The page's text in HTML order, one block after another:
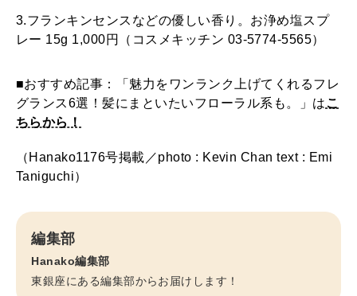
3.フランキンセンスなどの優しい香り。お浄め塩スプ
レー 15g 1,000円（コスメキッチン 03-5774-5565）
■おすすめ記事：「魅力をワンランク上げてくれるフレ
グランス6選！髪にまといたいフローラル系も。」はこ
ちらから！
（Hanako1176号掲載／photo : Kevin Chan text : Emi
Taniguchi）
編集部
Hanako編集部
東銀座にある編集部からお届けします！